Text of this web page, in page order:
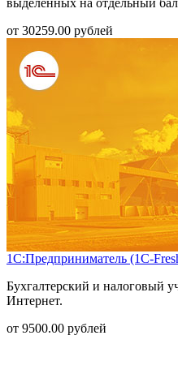
от 30259.00 рублей
1С:Предприниматель (1С-
Бухгалтерский и налоговый
Интернет.
от 9500.00 рублей